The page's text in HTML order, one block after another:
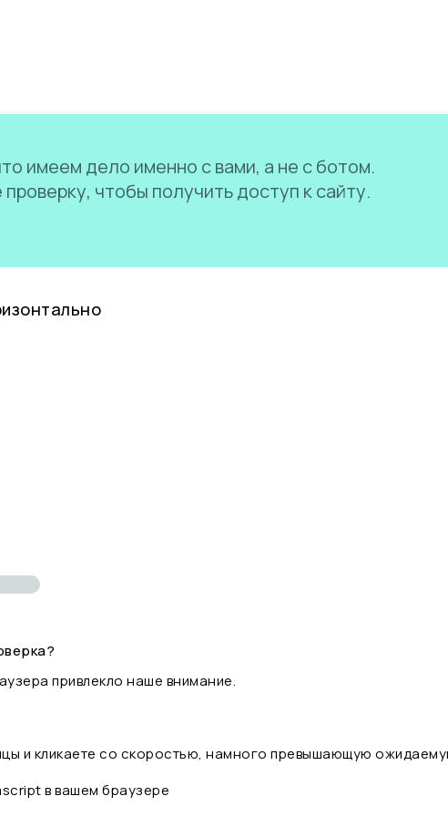
имеем дело именно с вами, а не с ботом.
чтобы получить доступ к сайту.
привлекло наше внимание.
и кликаете со скоростью, намного превышающую
в вашем браузере